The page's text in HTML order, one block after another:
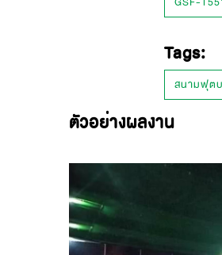
Tags:
สนามฟุต
ตัวอย่างผลงาน